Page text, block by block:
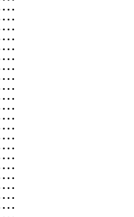
• • •
• • •
• • •
• • •
• • •
• • •
• • •
• • •
• • •
• • •
• • •
• • •
• • •
• • •
• • •
• • •
• • •
• • •
• • •
• • •
• • •